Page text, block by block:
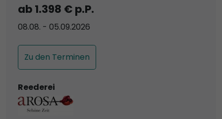
ab 1.398 € p.P.
08.08. - 05.09.2026
Zu den Terminen
Reederei